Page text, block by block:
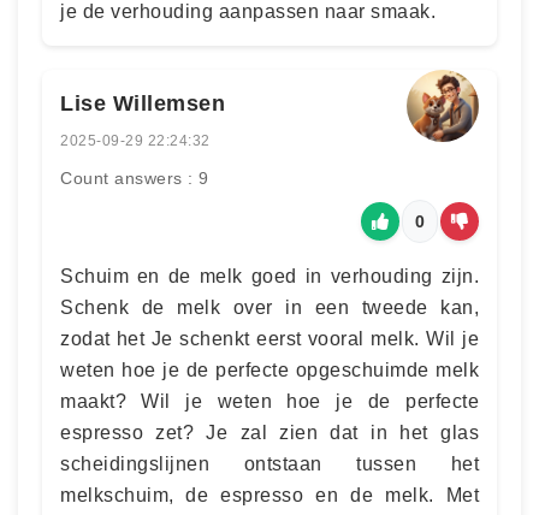
je de verhouding aanpassen naar smaak.
Lise Willemsen
2025-09-29 22:24:32
Count answers : 9
0
Schuim en de melk goed in verhouding zijn.
Schenk de melk over in een tweede kan,
zodat het Je schenkt eerst vooral melk. Wil je
weten hoe je de perfecte opgeschuimde melk
maakt? Wil je weten hoe je de perfecte
espresso zet? Je zal zien dat in het glas
scheidingslijnen ontstaan tussen het
melkschuim, de espresso en de melk. Met